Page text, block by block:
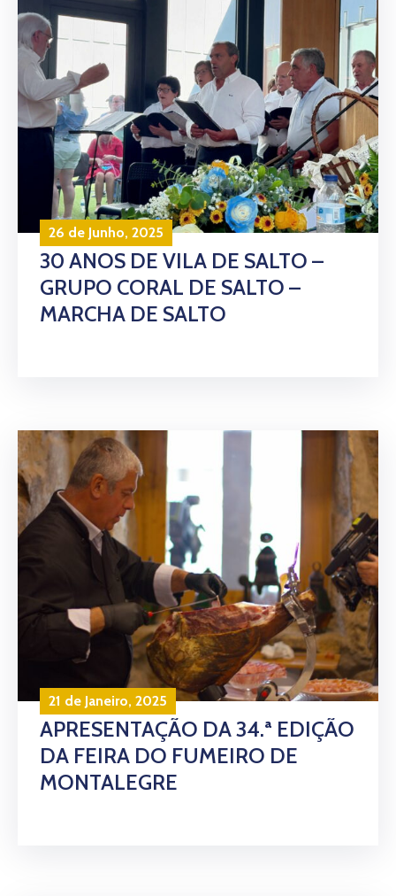
26 de Junho, 2025
30 ANOS DE VILA DE SALTO –
GRUPO CORAL DE SALTO –
MARCHA DE SALTO
21 de Janeiro, 2025
APRESENTAÇÃO DA 34.ª EDIÇÃO
DA FEIRA DO FUMEIRO DE
MONTALEGRE